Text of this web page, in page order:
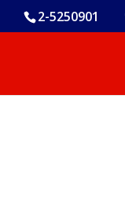
2-5250901